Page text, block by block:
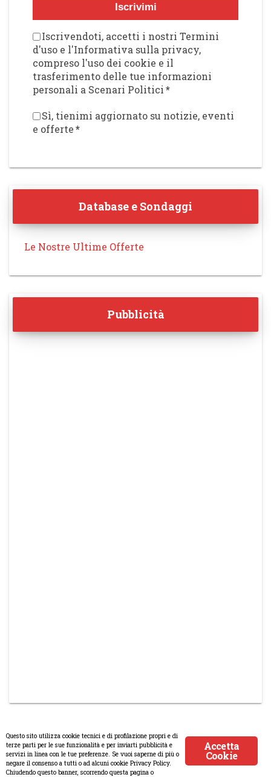
Iscrivimi
Iscrivendoti, accetti i nostri Termini
d'uso e l'Informativa sulla privacy,
compreso l'uso dei cookie e il
trasferimento delle tue informazioni
personali a Scenari Politici*
Sì, tienimi aggiornato su notizie, eventi
e offerte*
Database e Sondaggi
Le Nostre Ultime Offerte
Pubblicità
© Copyright 2008-2017 Scenaripolitici.com - Tutti i diritti riservati.
Accetta
Cookie
Questo sito utilizza cookie tecnici e di profilazione propri e di
terze parti per le sue funzionalità e per inviarti pubblicità e
servizi in linea con le tue preferenze. Se vuoi saperne di più o
negare il consenso a tutti o ad alcuni cookie Privacy Policy.
Chiudendo questo banner, scorrendo questa pagina o